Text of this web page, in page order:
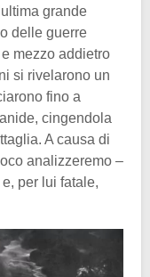
grande
delle guerre
mezzo addietro
si rivelarono un
fino a
cingendola
A causa di
analizzeremo –
per lui fatale,